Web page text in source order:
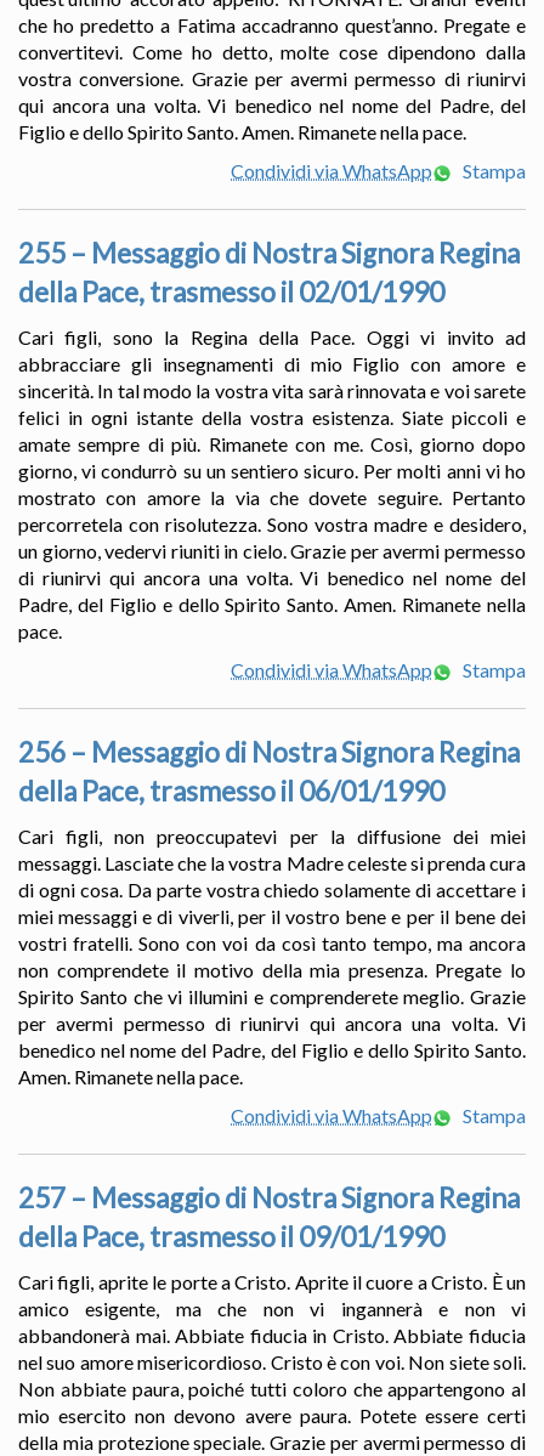
che ho predetto a Fatima accadranno quest’anno. Pregate e
convertitevi. Come ho detto, molte cose dipendono dalla
vostra conversione. Grazie per avermi permesso di riunirvi
qui ancora una volta. Vi benedico nel nome del Padre, del
Figlio e dello Spirito Santo. Amen. Rimanete nella pace.
Condividi via WhatsApp
Stampa
255 – Messaggio di Nostra Signora Regina
della Pace, trasmesso il 02/01/1990
Cari figli, sono la Regina della Pace. Oggi vi invito ad
abbracciare gli insegnamenti di mio Figlio con amore e
sincerità. In tal modo la vostra vita sarà rinnovata e voi sarete
felici in ogni istante della vostra esistenza. Siate piccoli e
amate sempre di più. Rimanete con me. Così, giorno dopo
giorno, vi condurrò su un sentiero sicuro. Per molti anni vi ho
mostrato con amore la via che dovete seguire. Pertanto
percorretela con risolutezza. Sono vostra madre e desidero,
un giorno, vedervi riuniti in cielo. Grazie per avermi permesso
di riunirvi qui ancora una volta. Vi benedico nel nome del
Padre, del Figlio e dello Spirito Santo. Amen. Rimanete nella
pace.
Condividi via WhatsApp
Stampa
256 – Messaggio di Nostra Signora Regina
della Pace, trasmesso il 06/01/1990
Cari figli, non preoccupatevi per la diffusione dei miei
messaggi. Lasciate che la vostra Madre celeste si prenda cura
di ogni cosa. Da parte vostra chiedo solamente di accettare i
miei messaggi e di viverli, per il vostro bene e per il bene dei
vostri fratelli. Sono con voi da così tanto tempo, ma ancora
non comprendete il motivo della mia presenza. Pregate lo
Spirito Santo che vi illumini e comprenderete meglio. Grazie
per avermi permesso di riunirvi qui ancora una volta. Vi
benedico nel nome del Padre, del Figlio e dello Spirito Santo.
Amen. Rimanete nella pace.
Condividi via WhatsApp
Stampa
257 – Messaggio di Nostra Signora Regina
della Pace, trasmesso il 09/01/1990
Cari figli, aprite le porte a Cristo. Aprite il cuore a Cristo. È un
amico esigente, ma che non vi ingannerà e non vi
abbandonerà mai. Abbiate fiducia in Cristo. Abbiate fiducia
nel suo amore misericordioso. Cristo è con voi. Non siete soli.
Non abbiate paura, poiché tutti coloro che appartengono al
mio esercito non devono avere paura. Potete essere certi
della mia protezione speciale. Grazie per avermi permesso di